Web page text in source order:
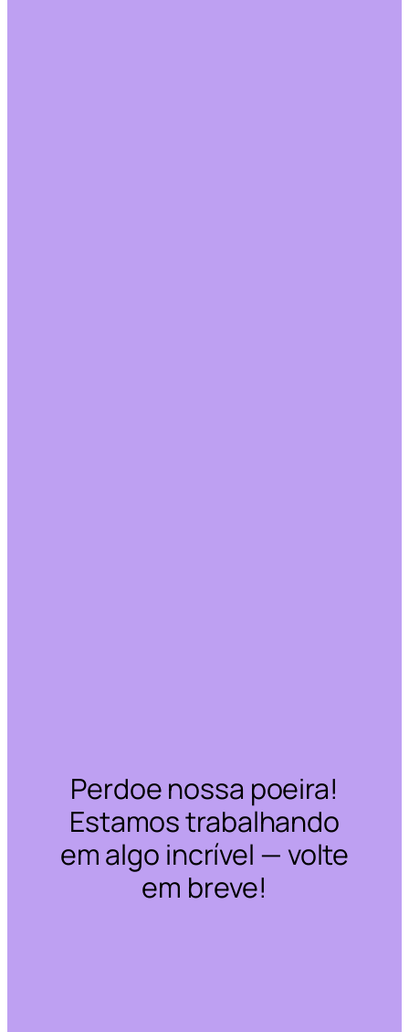
Perdoe nossa poeira!
Estamos trabalhando
em algo incrível — volte
em breve!